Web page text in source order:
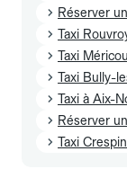
Réserver
Taxi
Taxi
Taxi Bully-
Taxi à Aix-
Réserver
Taxi